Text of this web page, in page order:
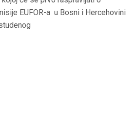
EUFOR-a u Bosni i Hercehovini